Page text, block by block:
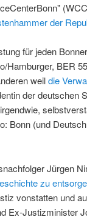
der
für jeden
Hamburger, BER
weildie
der deutschen
Bonn (und
Jürgen
zu
vonstatten und
Ex-Justizminister